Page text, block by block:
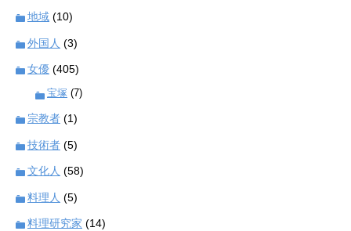
地域 (10)
外国人 (3)
女優 (405)
宝塚 (7)
宗教者 (1)
技術者 (5)
文化人 (58)
料理人 (5)
料理研究家 (14)